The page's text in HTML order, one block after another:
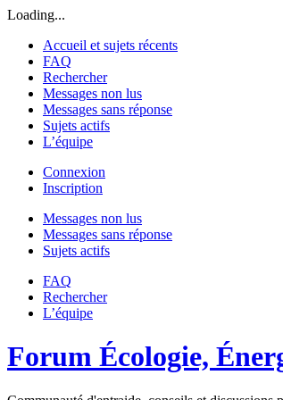
Loading...
Accueil et sujets récents
FAQ
Rechercher
Messages non lus
Messages sans réponse
Sujets actifs
L’équipe
Connexion
Inscription
Messages non lus
Messages sans réponse
Sujets actifs
FAQ
Rechercher
L’équipe
Forum Écologie,